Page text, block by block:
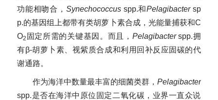
功能相吻合， Synechococcus spp.和Pelagibactersp
p.的基因组上都带有类胡萝卜素合成，光能量捕获和C
O2 固定所需的关键基因。而且， Pelagibacterspp.拥
有β-胡萝卜素、视紫质合成和利用回补反应固碳的代
谢通路。
作为海洋中数量最丰富的细菌类群， Pelagibacter
spp.是否在海洋中原位固定二氧化碳，业界一直众说